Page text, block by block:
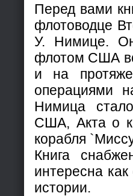
Перед вами
флотоводце
У. Нимице. Он
флотом США
и на
операциями
Нимица
США, Акта о
корабля
Книга
интересна
истории.